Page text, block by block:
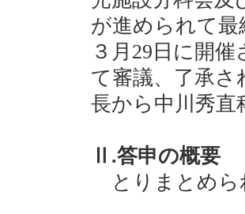
が進められて
３月29日に開
て審議、了承さ
長から中川秀直
Ⅱ.答申の概要
とりまとめら